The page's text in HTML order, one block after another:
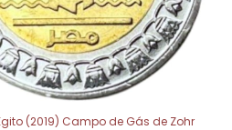
(2019) Campo de Gás de Zohr